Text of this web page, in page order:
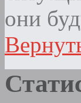
они